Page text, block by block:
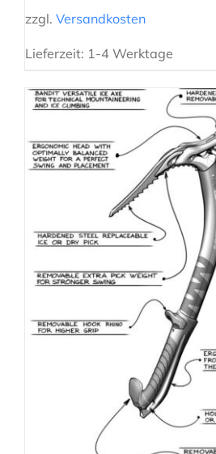
zzgl. Versandkosten
Lieferzeit: 1-4 Werktage
AUSFÜHRUNG WÄHLEN